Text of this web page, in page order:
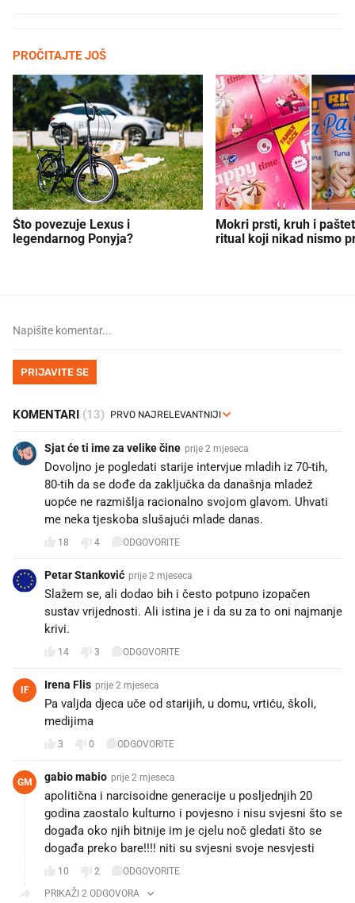
PROČITAJTE JOŠ
Što povezuje Lexus i
legendarnog Ponyja?
Mokri prsti, kruh i
ritual koji nikad nismo
PRIJAVITE SE
KOMENTARI (13)
Sjat će ti ime za velike čine prije 2 mjeseca
Dovoljno je pogledati starije intervjue mladih iz 70-tih,
80-tih da se dođe da zaključka da današnja mladež
uopće ne razmišlja racionalno svojom glavom. Uhvati
me neka tjeskoba slušajući mlade danas.
18 4 ODGOVORITE
Petar Stanković prije 2 mjeseca
Slažem se, ali dodao bih i često potpuno izopačen
sustav vrijednosti. Ali istina je i da su za to oni najmanje
krivi.
14 3 ODGOVORITE
IF Irena Flis prije 2 mjeseca
Pa valjda djeca uče od starijih, u domu, vrtiću, školi,
medijima
3 0 ODGOVORITE
GM gabio mabio prije 2 mjeseca
apolitična i narcisoidne generacije u posljednjih 20
godina zaostalo kulturno i povjesno i nisu svjesni što se
događa oko njih bitnije im je cjelu noč gledati što se
događa preko bare!!!! niti su svjesni svoje nesvjesti
10 2
ODGOVORITE
PRIKAŽI 2 ODGOVORA